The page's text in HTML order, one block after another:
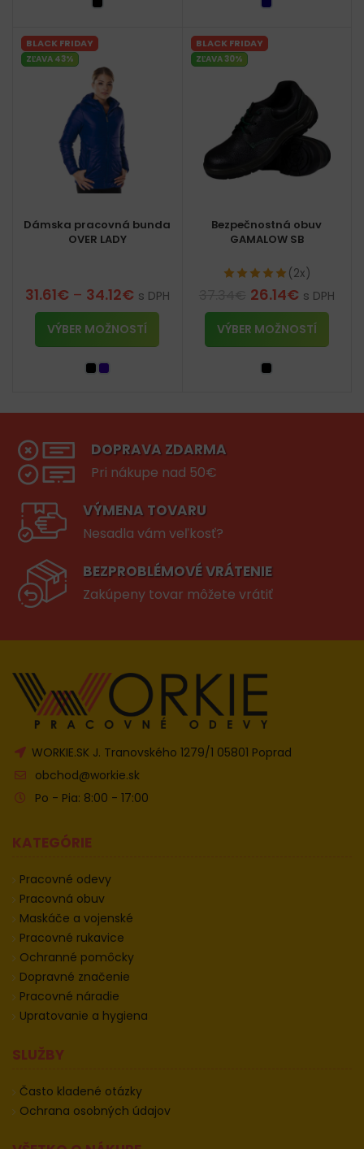
BLACK FRIDAY
ZĽAVA 43%
Dámska pracovná bunda
OVER LADY
31.61€ – 34.12€ s DPH
VÝBER MOŽNOSTÍ
BLACK FRIDAY
ZĽAVA 30%
Bezpečnostná obuv
GAMALOW SB
(2x)
26.14€ s DPH
VÝBER MOŽNOSTÍ
DOPRAVA ZDARMA
Pri nákupe nad 50€
VÝMENA TOVARU
Nesadla vám veľkosť?
BEZPROBLÉMOVÉ VRÁTENIE
Zakúpeny tovar môžete vrátiť
WORKIE.SK J. Tranovského 1279/1 05801 Poprad
obchod@workie.sk
Po - Pia: 8:00 - 17:00
KATEGÓRIE
Pracovné odevy
Pracovná obuv
Maskáče a vojenské
Pracovné rukavice
Ochranné pomôcky
Dopravné značenie
Pracovné náradie
Upratovanie a hygiena
SLUŽBY
Často kladené otázky
Ochrana osobných údajov